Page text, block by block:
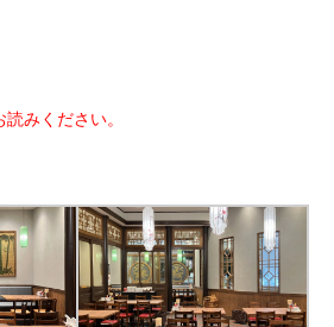
みください。